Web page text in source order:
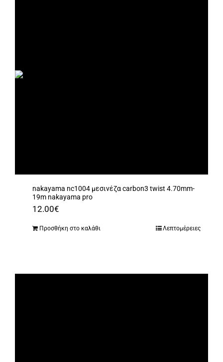
nakayama nc1004 μεσινέζα carbon3 twist 4.70mm-
19m nakayama pro
12.00€
Προσθήκη στο καλάθι Λεπτομέρειες